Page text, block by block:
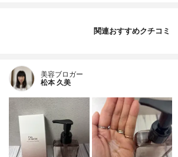
関連おすすめクチコミ
美容ブロガー
松本 久美